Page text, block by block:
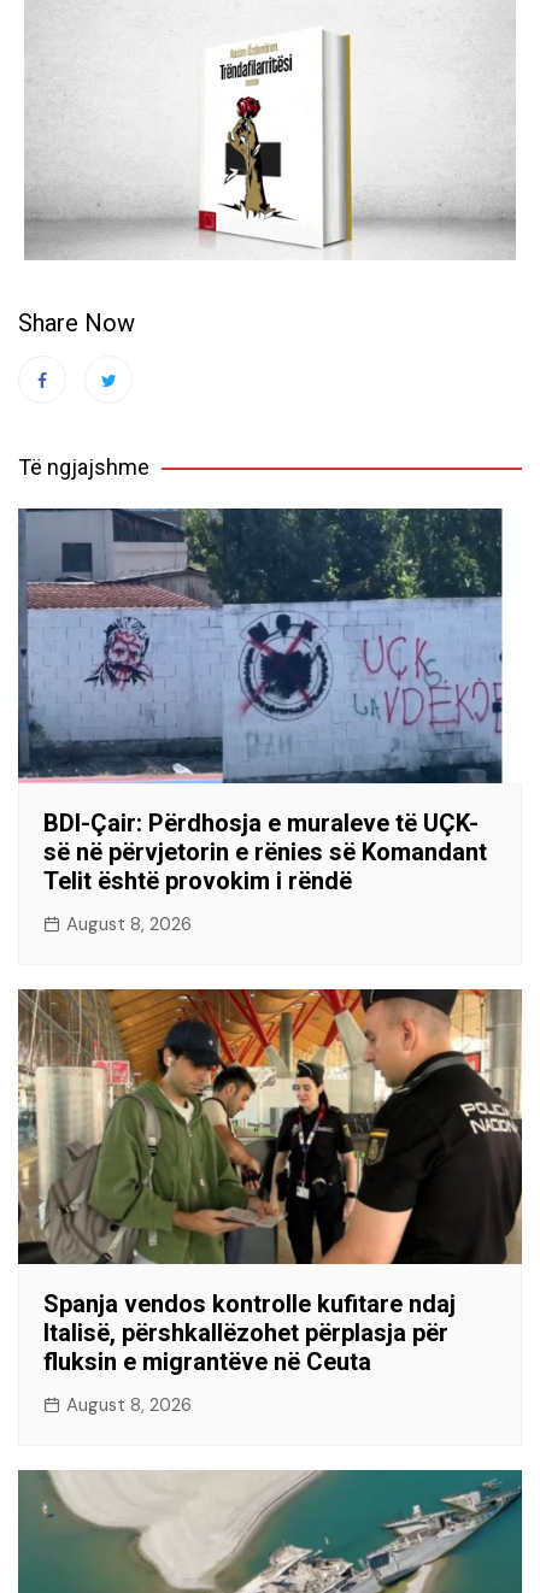
Share Now
Të ngjajshme
BDI-Çair: Përdhosja e muraleve të UÇK-
së në përvjetorin e rënies së Komandant
Telit është provokim i rëndë
August 8, 2026
Spanja vendos kontrolle kufitare ndaj
Italisë, përshkallëzohet përplasja për
fluksin e migrantëve në Ceuta
August 8, 2026